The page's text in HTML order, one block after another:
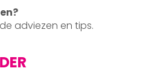
adviezen en tips.